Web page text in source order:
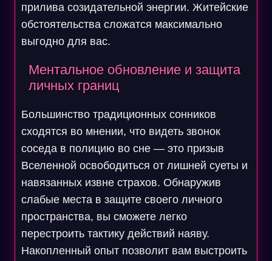
прилива созидательной энергии. Житейские
обстоятельства сложатся максимально
выгодно для вас.
Ментальное обновление и защита
личных границ
Большинство традиционных сонников
сходятся во мнении, что видеть звонок
соседа в полицию во сне — это призыв
Вселенной освободиться от лишней суеты и
навязанных извне страхов. Обнаружив
слабые места в защите своего личного
пространства, вы сможете легко
перестроить тактику действий наяву.
Накопленный опыт позволит вам выстроить